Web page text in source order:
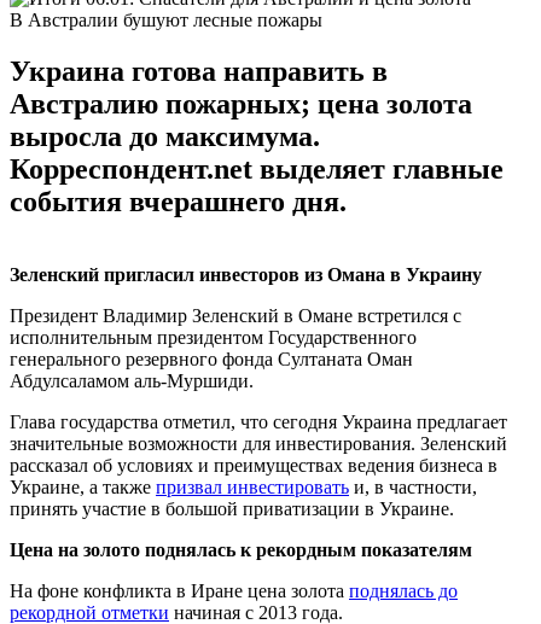
В Австралии бушуют лесные пожары
Украина готова направить в
Австралию пожарных; цена золота
выросла до максимума.
Корреспондент.net выделяет главные
события вчерашнего дня.
Зеленский пригласил инвесторов из Омана в Украину
Президент Владимир Зеленский в Омане встретился с
исполнительным президентом Государственного
генерального резервного фонда Султаната Оман
Абдулсаламом аль-Муршиди.
Глава государства отметил, что сегодня Украина предлагает
значительные возможности для инвестирования. Зеленский
рассказал об условиях и преимуществах ведения бизнеса в
Украине, а также призвал инвестировать и, в частности,
принять участие в большой приватизации в Украине.
Цена на золото поднялась к рекордным показателям
На фоне конфликта в Иране цена золота поднялась до
рекордной отметки начиная с 2013 года.